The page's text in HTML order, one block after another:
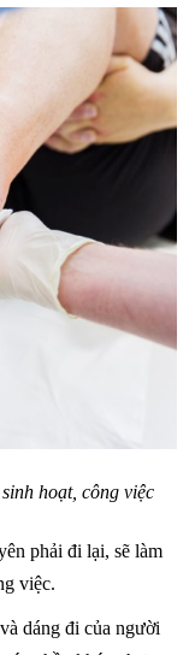
hoạt, công việc
phải đi lại, sẽ làm
việc.
dáng đi của người